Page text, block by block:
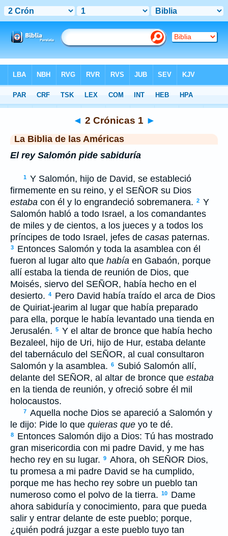
>LBLA > 2 Crónicas 1
◄ 2 Crónicas 1 ►
La Biblia de las Américas
El rey Salomón pide sabiduría
1 Y Salomón, hijo de David, se estableció
firmemente en su reino, y el SEÑOR su Dios
estaba con él y lo engrandeció sobremanera. 2 Y
Salomón habló a todo Israel, a los comandantes
de miles y de cientos, a los jueces y a todos los
príncipes de todo Israel, jefes de casas paternas.
3
Entonces Salomón y toda la asamblea con él
fueron al lugar alto que había en Gabaón, porque
allí estaba la tienda de reunión de Dios, que
Moisés, siervo del SEÑOR, había hecho en el
desierto. 4
Pero David había traído el arca de Dios
de Quiriat-jearim al lugar que había preparado
para ella, porque le había levantado una tienda en
Jerusalén. 5 Y el altar de bronce que había hecho
Bezaleel, hijo de Uri, hijo de Hur, estaba delante
del tabernáculo del SEÑOR, al cual consultaron
Salomón y la asamblea. 6
Subió Salomón allí,
delante del SEÑOR, al altar de bronce que estaba
en la tienda de reunión, y ofreció sobre él mil
holocaustos.
7 Aquella noche Dios se apareció a Salomón y
le dijo: Pide lo que quieras que yo te dé.
8
Entonces Salomón dijo a Dios: Tú has mostrado
gran misericordia con mi padre David, y me has
hecho rey en su lugar. 9 Ahora, oh SEÑOR Dios,
tu promesa a mi padre David se ha cumplido,
porque me has hecho rey sobre un pueblo tan
numeroso como el polvo de la tierra. 10
Dame
ahora sabiduría y conocimiento, para que pueda
salir y entrar delante de este pueblo; porque,
¿quién podrá juzgar a este pueblo tuyo tan